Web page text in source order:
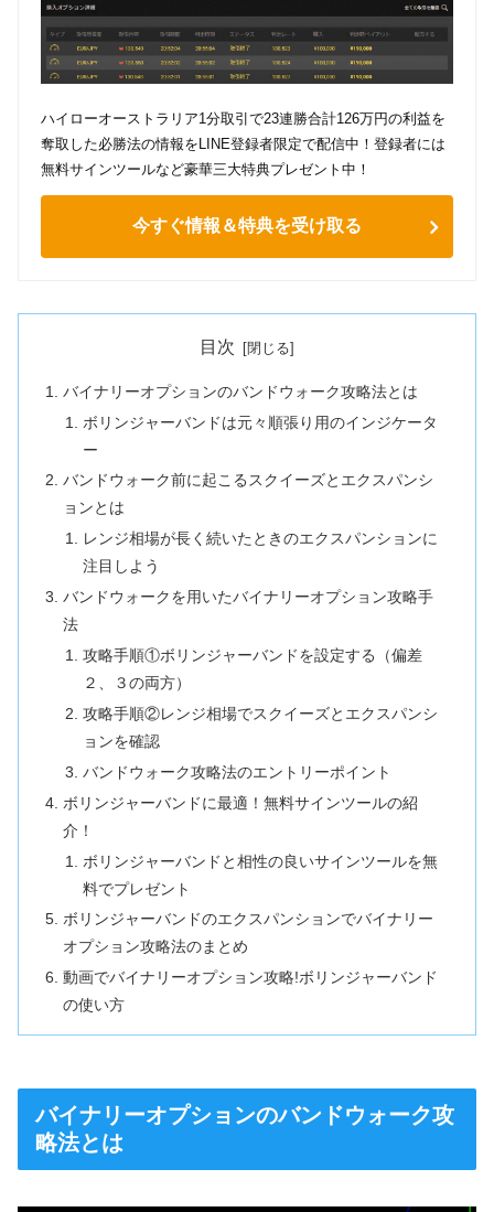
ハイローオーストラリア1分取引で23連勝合計126万円の利益を
奪取した必勝法の情報をLINE登録者限定で配信中！登録者には
無料サインツールなど豪華三大特典プレゼント中！
今すぐ情報＆特典を受け取る
目次
バイナリーオプションのバンドウォーク攻略法とは
ボリンジャーバンドは元々順張り用のインジケータ
ー
バンドウォーク前に起こるスクイーズとエクスパンシ
ョンとは
レンジ相場が長く続いたときのエクスパンションに
注目しよう
バンドウォークを用いたバイナリーオプション攻略手
法
攻略手順①ボリンジャーバンドを設定する（偏差
２、３の両方）
攻略手順②レンジ相場でスクイーズとエクスパンシ
ョンを確認
バンドウォーク攻略法のエントリーポイント
ボリンジャーバンドに最適！無料サインツールの紹
介！
ボリンジャーバンドと相性の良いサインツールを無
料でプレゼント
ボリンジャーバンドのエクスパンションでバイナリー
オプション攻略法のまとめ
動画でバイナリーオプション攻略!ボリンジャーバンド
の使い方
バイナリーオプションのバンドウォーク攻
略法とは